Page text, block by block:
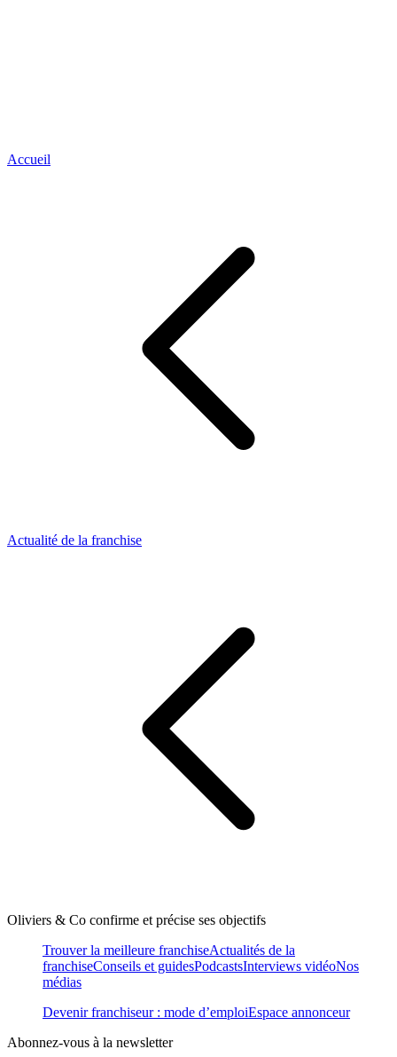
Accueil
Actualité de la franchise
Oliviers & Co confirme et précise ses objectifs
Trouver la meilleure franchiseActualités de la
franchiseConseils et guidesPodcastsInterviews vidéoNos
médias
Devenir franchiseur : mode d’emploiEspace annonceur
Abonnez-vous à la newsletter